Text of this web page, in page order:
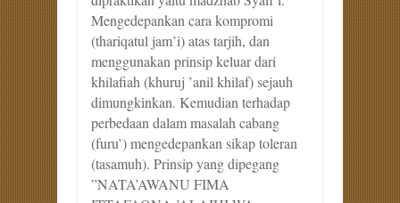
Mengedepankan cara kompromi
(thariqatul jam’i) atas tarjih, dan
menggunakan prinsip keluar dari
khilafiah (khuruj ’anil khilaf) sejauh
dimungkinkan. Kemudian terhadap
perbedaan dalam masalah cabang
(furu’) mengedepankan sikap toleran
(tasamuh). Prinsip yang dipegang
”NATA’AWANU FIMA